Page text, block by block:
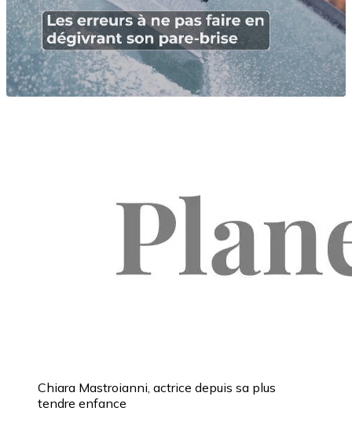
Chiara Mastroianni, actrice depuis sa plus
tendre enfance